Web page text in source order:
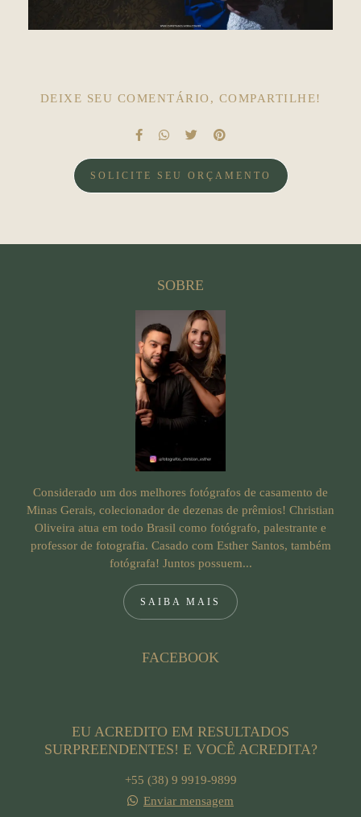
DEIXE SEU COMENTÁRIO, COMPARTILHE!
SOLICITE SEU ORÇAMENTO
SOBRE
Considerado um dos melhores fotógrafos de casamento de
Minas Gerais, colecionador de dezenas de prêmios! Christian
Oliveira atua em todo Brasil como fotógrafo, palestrante e
professor de fotografia. Casado com Esther Santos, também
fotógrafa! Juntos possuem...
SAIBA MAIS
FACEBOOK
EU ACREDITO EM RESULTADOS
SURPREENDENTES! E VOCÊ ACREDITA?
+55 (38) 9 9919-9899
Enviar mensagem